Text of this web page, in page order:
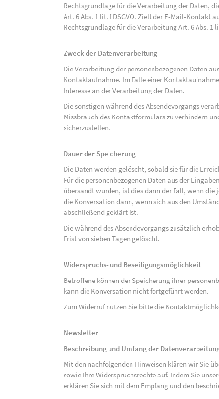
Rechtsgrundlage für die Verarbeitung der Daten,
Art. 6 Abs. 1 lit. f DSGVO. Zielt der E-Mail-Kontakt
Rechtsgrundlage für die Verarbeitung Art. 6 Abs. 1
Zweck der Datenverarbeitung
Die Verarbeitung der personenbezogenen Daten
Kontaktaufnahme. Im Falle einer
Interesse an der Verarbeitung der Daten.
Die sonstigen während des Absendevorgangs
Missbrauch des Kontaktformulars zu verhindern
sicherzustellen.
Dauer der Speicherung
Die Daten werden gelöscht, sobald sie für die
Für die personenbezogenen Daten aus der
übersandt wurden, ist dies dann der Fall, wenn
die Konversation dann, wenn sich aus den
abschließend geklärt ist.
Die während des Absendevorgangs zusätzlich
Frist von sieben Tagen gelöscht.
Widerspruchs- und Beseitigungsmöglichkeit
Betroffene können der Speicherung ihrer
kann die Konversation nicht fortgeführt werden.
Zum Widerruf nutzen Sie bitte die
Newsletter
Beschreibung und Umfang der
Mit den nachfolgenden Hinweisen klären wir Sie
sowie Ihre Widerspruchsrechte auf. Indem Sie
erklären Sie sich mit dem Empfang und den